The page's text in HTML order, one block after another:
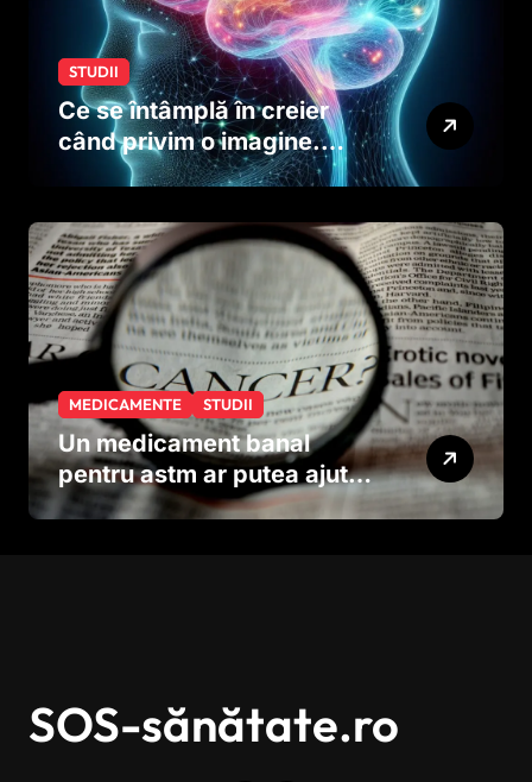
STUDII
Ce se întâmplă în creier
când privim o imagine.
Studiul care explică rolul
MEDICAMENTE STUDII
Un medicament banal
pentru astm ar putea ajuta
în lupta împotriva
SOS-sănătate.ro